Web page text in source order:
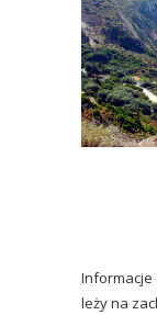
Informacje
leży na